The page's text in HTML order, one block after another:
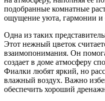
подобранные комнатные
ощущение уюта, гармонии и
Одна из таких
Этот нежный цветок
взаимопонимания. Он
создает в доме атмосферу
Фиалки любят яркий, но
влажный воздух. Важно
обеспечить хороший